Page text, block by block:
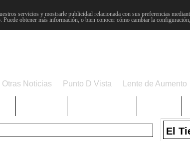
servicios y mostrarle publicidad relacionada con sus preferencias
Puede obtener más información, o bien conocer cómo cambiar la
Otras Noticias Punto D Vista Lente de Aumento
El